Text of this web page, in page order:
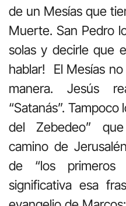
de un Mesías que
Muerte. San Pedro
solas y decirle que
hablar! El Mesías
manera. Jesús
“Satanás”.
del Zebedeo”
camino de
de “los
significativa esa